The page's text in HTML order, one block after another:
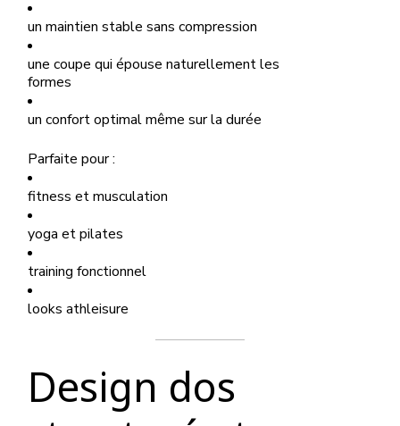
un maintien stable sans compression
une coupe qui épouse naturellement les
formes
un confort optimal même sur la durée
Parfaite pour :
fitness et musculation
yoga et pilates
training fonctionnel
looks athleisure
Design dos